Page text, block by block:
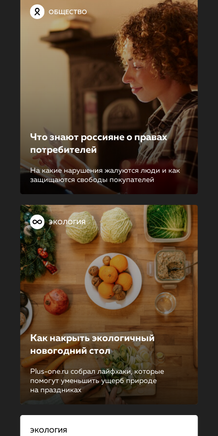
ОБЩЕСТВО
Что знают россияне о правах
потребителей
На какие нарушения жалуются люди и как
защищаются свободы покупателей
ЭКОЛОГИЯ
Как накрыть экологичный
новогодний стол
Plus-one.ru собрал лайфхаки, которые
помогут уменьшить ущерб природе
на праздниках
ЭКОЛОГИЯ